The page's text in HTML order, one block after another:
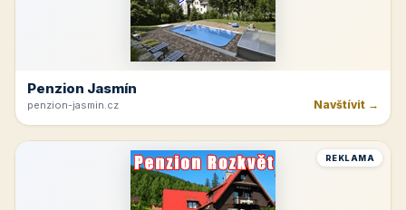
Penzion Jasmín
penzion-jasmin.cz Navštívit →
REKLAMA